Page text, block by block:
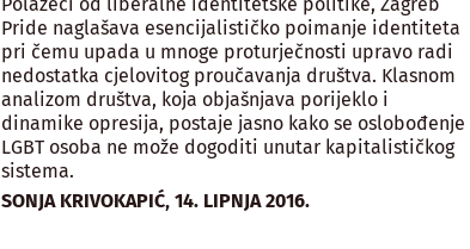
Pride naglašava esencijalističko poimanje identiteta
pri čemu upada u mnoge proturječnosti upravo radi
nedostatka cjelovitog proučavanja društva. Klasnom
analizom društva, koja objašnjava porijeklo i
dinamike opresija, postaje jasno kako se oslobođenje
LGBT osoba ne može dogoditi unutar kapitalističkog
sistema.
SONJA KRIVOKAPIĆ,14. LIPNJA 2016.